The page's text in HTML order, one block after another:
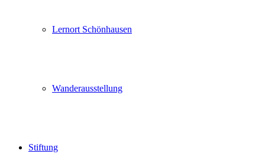
Lernort Schönhausen
Wanderausstellung
Stiftung